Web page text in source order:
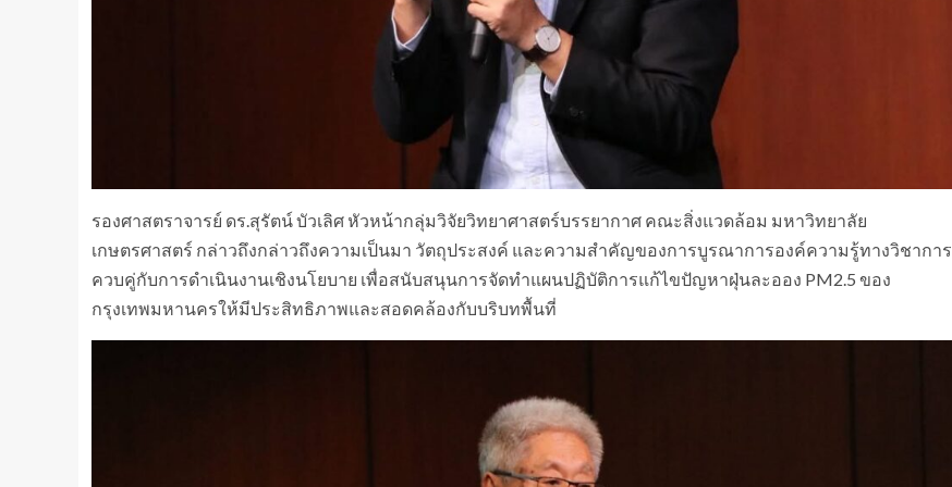
รองศาสตราจารย์ ดร.สุรัตน์ บัวเลิศ หัวหน้ากลุ่มวิจัยวิทยาศาสตร์บรรยากาศ คณะสิ่งแวดล้อม มหาวิทยาลัย
เกษตรศาสตร์ กล่าวถึงกล่าวถึงความเป็นมา วัตถุประสงค์ และความสำคัญของการบูรณาการองค์ความรู้ทางวิชาการ
ควบคู่กับการดำเนินงานเชิงนโยบาย เพื่อสนับสนุนการจัดทำแผนปฏิบัติการแก้ไขปัญหาฝุ่นละออง PM2.5 ของ
กรุงเทพมหานครให้มีประสิทธิภาพและสอดคล้องกับบริบทพื้นที่